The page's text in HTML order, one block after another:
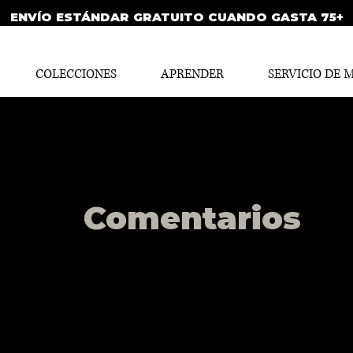
ENVÍO ESTÁNDAR GRATUITO CUANDO GASTA 75+
COLECCIONES APRENDER SERVICIO DE
Comentarios